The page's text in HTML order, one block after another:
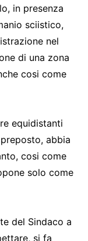
in presenza
sciistico,
nel
di una zona
cosi come
equidistanti
abbia
cosi come
solo come
del Sindaco a
si fa